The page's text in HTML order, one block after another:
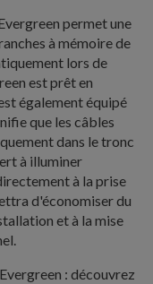
permet une
à mémoire de
lors de
est prêt en
également équipé
que les câbles
dans le tronc
à illuminer
à la prise
d'économiser du
et à la mise
: découvrez